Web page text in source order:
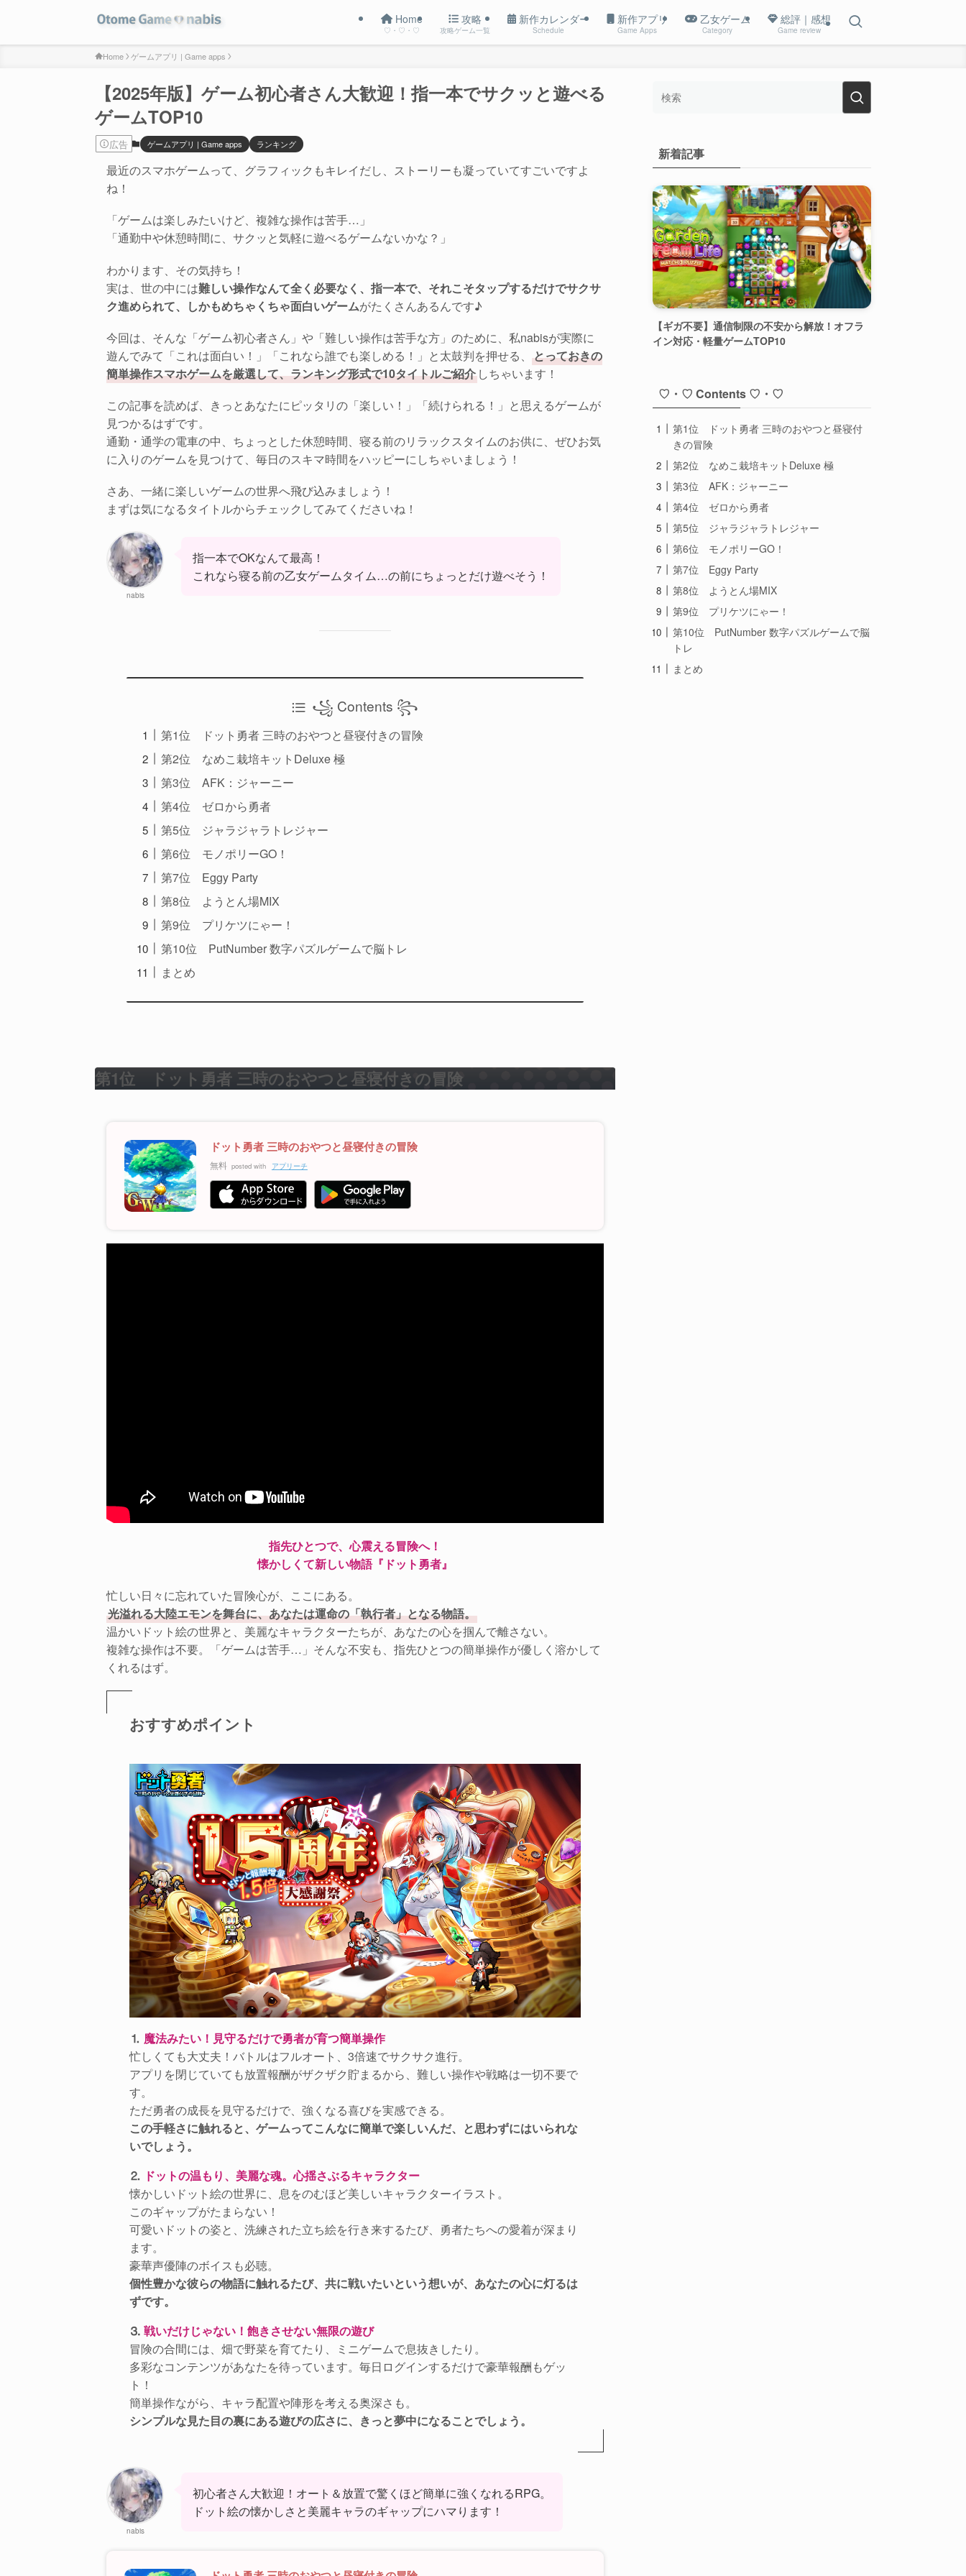
Home
♡・♡・♡
攻略
攻略ゲーム一覧
新作カレンダー
Schedule
新作アプリ
Game Apps
乙女ゲーム
Category
総評｜感想
Game review
Home ゲームアプリ | Game apps
【2025年版】ゲーム初心者さん大歓迎！指一本でサクッと遊べる
ゲームTOP10
広告 ゲームアプリ | Game apps ランキング
最近のスマホゲームって、グラフィックもキレイだし、ストーリーも凝っていてすごいですよ
ね！
「ゲームは楽しみたいけど、複雑な操作は苦手…」
「通勤中や休憩時間に、サクッと気軽に遊べるゲームないかな？」
わかります、その気持ち！
実は、世の中には難しい操作なんて全く必要なく、指一本で、それこそタップするだけでサクサ
ク進められて、しかもめちゃくちゃ面白いゲームがたくさんあるんです♪
今回は、そんな「ゲーム初心者さん」や「難しい操作は苦手な方」のために、私nabisが実際に
遊んでみて「これは面白い！」「これなら誰でも楽しめる！」と太鼓判を押せる、 とっておきの
簡単操作スマホゲームを厳選して、ランキング形式で10タイトルご紹介 しちゃいます！
この記事を読めば、きっとあなたにピッタリの「楽しい！」「続けられる！」と思えるゲームが
見つかるはずです。
通勤・通学の電車の中、ちょっとした休憩時間、寝る前のリラックスタイムのお供に、ぜひお気
に入りのゲームを見つけて、毎日のスキマ時間をハッピーにしちゃいましょう！
さあ、一緒に楽しいゲームの世界へ飛び込みましょう！
まずは気になるタイトルからチェックしてみてくださいね！
nabis
指一本でOKなんて最高！
これなら寝る前の乙女ゲームタイム…の前にちょっとだけ遊べそう！
꧁ Contents ꧂
第1位 ドット勇者 三時のおやつと昼寝付きの冒険
第2位 なめこ栽培キットDeluxe 極
第3位 AFK：ジャーニー
第4位 ゼロから勇者
第5位 ジャラジャラトレジャー
第6位 モノポリーGO！
第7位 Eggy Party
第8位 ようとん場MIX
第9位 プリケツにゃー！
第10位 PutNumber 数字パズルゲームで脳トレ
まとめ
第1位 ドット勇者 三時のおやつと昼寝付きの冒険
ドット勇者 三時のおやつと昼寝付きの冒険
無料 posted with アプリーチ
指先ひとつで、心震える冒険へ！
懐かしくて新しい物語『ドット勇者』
忙しい日々に忘れていた冒険心が、ここにある。
光溢れる大陸エモンを舞台に、あなたは運命の「執行者」となる物語。
温かいドット絵の世界と、美麗なキャラクターたちが、あなたの心を掴んで離さない。
複雑な操作は不要。「ゲームは苦手…」そんな不安も、指先ひとつの簡単操作が優しく溶かして
くれるはず。
おすすめポイント
⒈ 魔法みたい！見守るだけで勇者が育つ簡単操作
忙しくても大丈夫！バトルはフルオート、3倍速でサクサク進行。
アプリを閉じていても放置報酬がザクザク貯まるから、難しい操作や戦略は一切不要で
す。
ただ勇者の成長を見守るだけで、強くなる喜びを実感できる。
この手軽さに触れると、ゲームってこんなに簡単で楽しいんだ、と思わずにはいられな
いでしょう。
⒉ ドットの温もり、美麗な魂。心揺さぶるキャラクター
懐かしいドット絵の世界に、息をのむほど美しいキャラクターイラスト。
このギャップがたまらない！
可愛いドットの姿と、洗練された立ち絵を行き来するたび、勇者たちへの愛着が深まり
ます。
豪華声優陣のボイスも必聴。
個性豊かな彼らの物語に触れるたび、共に戦いたいという想いが、あなたの心に灯るは
ずです。
⒊ 戦いだけじゃない！飽きさせない無限の遊び
冒険の合間には、畑で野菜を育てたり、ミニゲームで息抜きしたり。
多彩なコンテンツがあなたを待っています。毎日ログインするだけで豪華報酬もゲッ
ト！
簡単操作ながら、キャラ配置や陣形を考える奥深さも。
シンプルな見た目の裏にある遊びの広さに、きっと夢中になることでしょう。
nabis
初心者さん大歓迎！オート＆放置で驚くほど簡単に強くなれるRPG。
ドット絵の懐かしさと美麗キャラのギャップにハマります！
新着記事
【ギガ不要】通信制限の不安から解放！オフラ
イン対応・軽量ゲームTOP10
♡・♡ Contents ♡・♡
第1位 ドット勇者 三時のおやつと昼寝付
きの冒険
第2位 なめこ栽培キットDeluxe 極
第3位 AFK：ジャーニー
第4位 ゼロから勇者
第5位 ジャラジャラトレジャー
第6位 モノポリーGO！
第7位 Eggy Party
第8位 ようとん場MIX
第9位 プリケツにゃー！
第10位 PutNumber 数字パズルゲームで脳
トレ
まとめ